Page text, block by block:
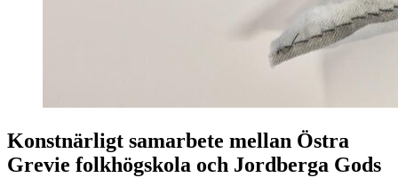
Konstnärligt samarbete mellan Östra
Grevie folkhögskola och Jordberga Gods